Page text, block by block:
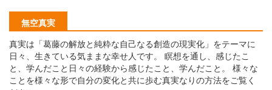
無空真実
真実は「葛藤の解放と純粋な自己なる創造の現実化」をテーマに
日々、生きている気ままな幸せ人です。 瞑想を通し、感じたこ
と、学んだこと日々の経験から感じたこと、学んだこと。 様々な
ことを様々な形で自分の変化と共に歩む真実なりの方法をご覧く